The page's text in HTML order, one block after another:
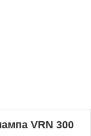
VRN 300